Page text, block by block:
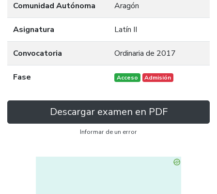
Comunidad Autónoma Aragón
Asignatura Latín II
Convocatoria Ordinaria de 2017
Fase Acceso Admisión
Descargar examen en PDF
Informar de un error